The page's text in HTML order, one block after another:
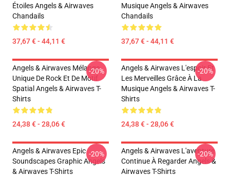
Étoiles Angels & Airwaves
Chandails
37,67 € - 44,11 €
Musique Angels & Airwaves
Chandails
37,67 € - 44,11 €
Angels & Airwaves Mélange
Unique De Rock Et De Motif
Spatial Angels & Airwaves T-
Shirts
24,38 € - 28,06 €
-20%
Angels & Airwaves L'espoir Et
Les Merveilles Grâce À La
Musique Angels & Airwaves T-
Shirts
24,38 € - 28,06 €
-20%
Angels & Airwaves Epic
Soundscapes Graphic Angels
& Airwaves T-Shirts
-20%
Angels & Airwaves L'aventure
Continue À Regarder Angels &
Airwaves T-Shirts
-20%